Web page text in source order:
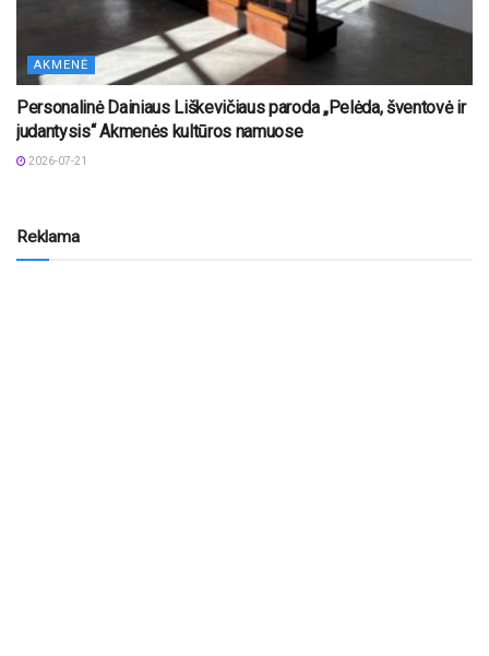
AKMENĖ
Personalinė Dainiaus Liškevičiaus paroda „Pelėda, šventovė ir
judantysis“ Akmenės kultūros namuose
2026-07-21
Reklama